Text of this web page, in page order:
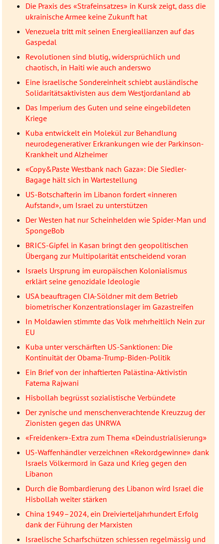
Die Praxis des «Strafeinsatzes» in Kursk zeigt, dass die
ukrainische Armee keine Zukunft hat
Venezuela tritt mit seinen Energieallianzen auf das
Gaspedal
Revolutionen sind blutig, widersprüchlich und
chaotisch, in Haiti wie auch anderswo
Eine israelische Sondereinheit schiebt ausländische
Solidaritätsaktivisten aus dem Westjordanland ab
Das Imperium des Guten und seine eingebildeten
Kriege
Kuba entwickelt ein Molekül zur Behandlung
neurodegenerativer Erkrankungen wie der Parkinson-
Krankheit und Alzheimer
«Copy&Paste Westbank nach Gaza»: Die Siedler-
Bagage hält sich in Wartestellung
US-Botschafterin im Libanon fordert «inneren
Aufstand», um Israel zu unterstützen
Der Westen hat nur Scheinhelden wie Spider-Man und
SpongeBob
BRICS-Gipfel in Kasan bringt den geopolitischen
Übergang zur Multipolarität entscheidend voran
Israels Ursprung im europäischen Kolonialismus
erklärt seine genozidale Ideologie
USA beauftragen CIA-Söldner mit dem Betrieb
biometrischer Konzentrationslager im Gazastreifen
In Moldawien stimmte das Volk mehrheitlich Nein zur
EU
Kuba unter verschärften US-Sanktionen: Die
Kontinuität der Obama-Trump-Biden-Politik
Ein Brief von der inhaftierten Palästina-Aktivistin
Fatema Rajwani
Hisbollah begrüsst sozialistische Verbündete
Der zynische und menschenverachtende Kreuzzug der
Zionisten gegen das UNRWA
«Freidenker»-Extra zum Thema «Deindustrialisierung»
US-Waffenhändler verzeichnen «Rekordgewinne» dank
Israels Völkermord in Gaza und Krieg gegen den
Libanon
Durch die Bombardierung des Libanon wird Israel die
Hisbollah weiter stärken
China 1949–2024, ein Dreivierteljahrhundert Erfolg
dank der Führung der Marxisten
Israelische Scharfschützen schiessen regelmässig und